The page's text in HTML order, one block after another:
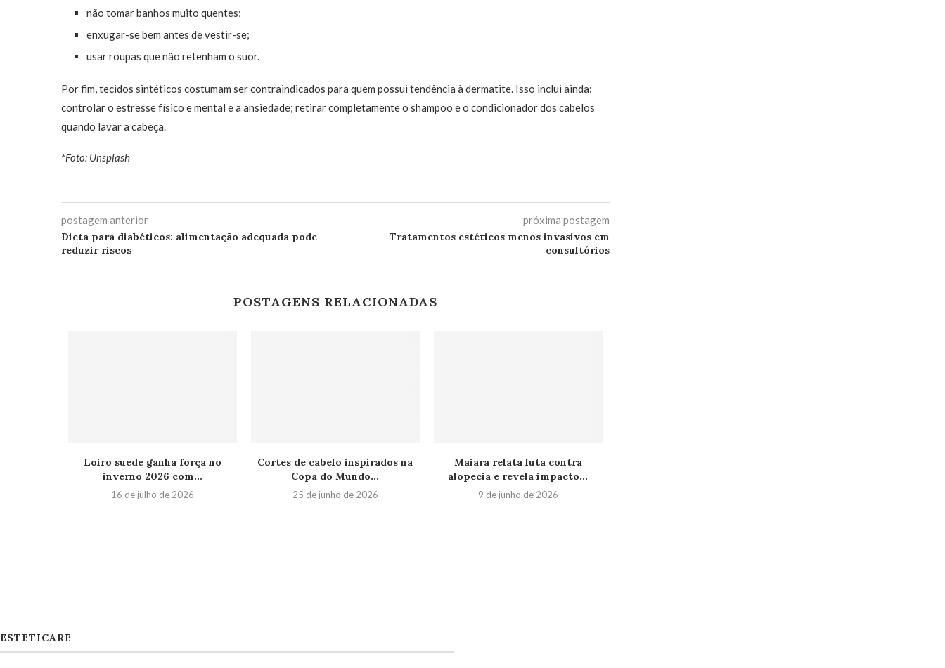
não tomar banhos muito quentes;
enxugar-se bem antes de vestir-se;
usar roupas que não retenham o suor.
Por fim, tecidos sintéticos costumam ser contraindicados para quem possui tendência à dermatite. Isso inclui ainda:
controlar o estresse físico e mental e a ansiedade; retirar completamente o shampoo e o condicionador dos cabelos
quando lavar a cabeça.
*Foto: Unsplash
postagem anterior
Dieta para diabéticos: alimentação adequada pode
reduzir riscos
próxima postagem
Tratamentos estéticos menos invasivos em
consultórios
POSTAGENS RELACIONADAS
Loiro suede ganha força no
inverno 2026 com...
16 de julho de 2026
Cortes de cabelo inspirados na
Copa do Mundo...
25 de junho de 2026
Maiara relata luta contra
alopecia e revela impacto...
9 de junho de 2026
ESTETICARE